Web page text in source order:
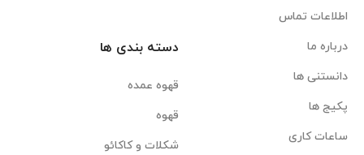
اطلاعات تماس
درباره ما
دانستنی ها
پکیج ها
ساعات کاری
دسته بندی ها
قهوه عمده
قهوه
شکلات و کاکائو